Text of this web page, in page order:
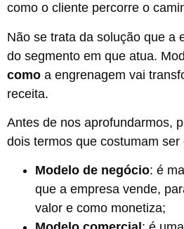
como o cliente percorre o
Não se trata da solução que a
do segmento em que atua.
como a engrenagem vai
receita.
Antes de nos aprofundarmos,
dois termos que costumam ser
Modelo de negócio: é
que a empresa vende,
valor e como monetiza;